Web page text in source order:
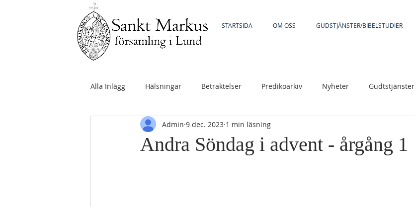
STARTSIDA OM OSS GUDSTJÄNSTER/BIBELSTUDIER
Alla Inlägg Hälsningar Betraktelser Predikoarkiv Nyheter Gudtstjänster
Andra Söndag i advent - årgång 1
Admin 9 dec. 2023 1 min läsning